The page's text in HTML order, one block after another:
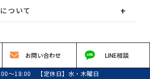
お問い合わせ LINE相談
～18:00 【定休日】水・木曜日
ついて